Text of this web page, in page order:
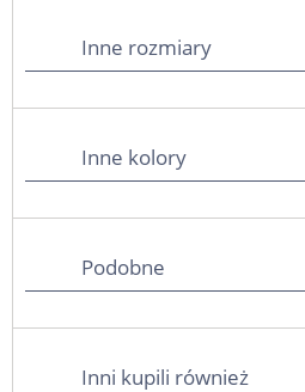
Inne rozmiary
Inne kolory
Podobne
Inni kupili również